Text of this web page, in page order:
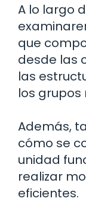
A lo largo
que
desde las
las
los grupos
Además,
cómo se
unidad
realizar
eficientes.